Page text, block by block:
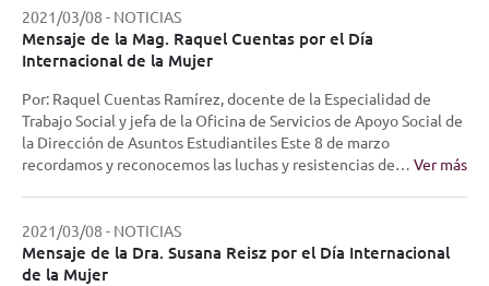
2021/03/08 - NOTICIAS
Mensaje de la Mag. Raquel Cuentas por el Día
Internacional de la Mujer
Por: Raquel Cuentas Ramírez, docente de la Especialidad de
Trabajo Social y jefa de la Oficina de Servicios de Apoyo Social de
la Dirección de Asuntos Estudiantiles Este 8 de marzo
recordamos y reconocemos las luchas y resistencias de… Ver más
2021/03/08 - NOTICIAS
Mensaje de la Dra. Susana Reisz por el Día Internacional
de la Mujer